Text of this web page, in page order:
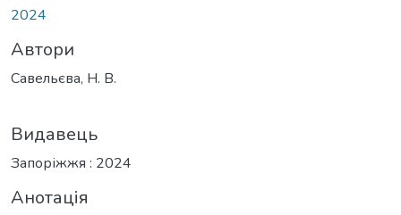
2024
Автори
Савельєва, Н. В.
Видавець
Запоріжжя : 2024
Анотація